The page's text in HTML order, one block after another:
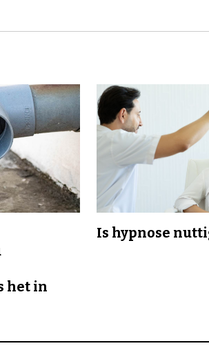
het in
Is hypnose